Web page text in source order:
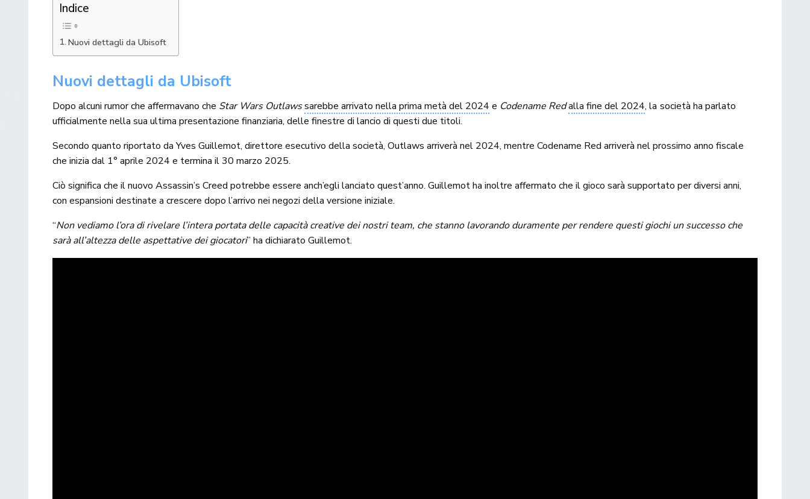
Indice
Nuovi dettagli da Ubisoft
Nuovi dettagli da Ubisoft
Dopo alcuni rumor che affermavano che Star Wars Outlawssarebbe arrivato nella prima metà del 2024 e Codename Redalla fine del 2024, la società ha parlato
ufficialmente nella sua ultima presentazione finanziaria, delle finestre di lancio di questi due titoli.
Secondo quanto riportato da Yves Guillemot, direttore esecutivo della società, Outlaws arriverà nel 2024, mentre Codename Red arriverà nel prossimo anno fiscale
che inizia dal 1° aprile 2024 e termina il 30 marzo 2025.
Ciò significa che il nuovo Assassin’s Creed potrebbe essere anch’egli lanciato quest’anno. Guillemot ha inoltre affermato che il gioco sarà supportato per diversi anni,
con espansioni destinate a crescere dopo l’arrivo nei negozi della versione iniziale.
“Non vediamo l’ora di rivelare l’intera portata delle capacità creative dei nostri team, che stanno lavorando duramente per rendere questi giochi un successo che
sarà all’altezza delle aspettative dei giocatori” ha dichiarato Guillemot.